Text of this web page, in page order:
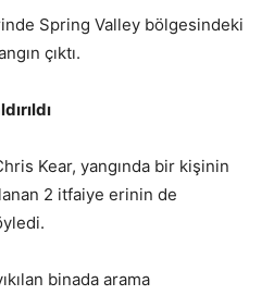
Spring Valley bölgesindeki
çıktı.
Kear, yangında bir kişinin
2 itfaiye erinin de
binada arama